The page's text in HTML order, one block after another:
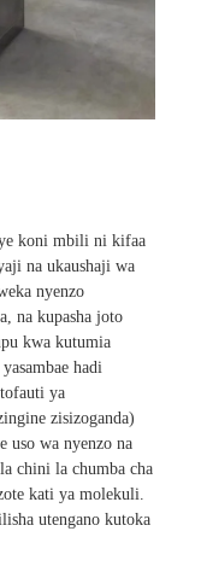
koni mbili ni kifaa
na ukaushaji wa
nyenzo
na kupasha joto
kwa kutumia
hadi
ya
zisizoganda)
uso wa nyenzo na
chini la chumba cha
kati ya molekuli.
utengano kutoka